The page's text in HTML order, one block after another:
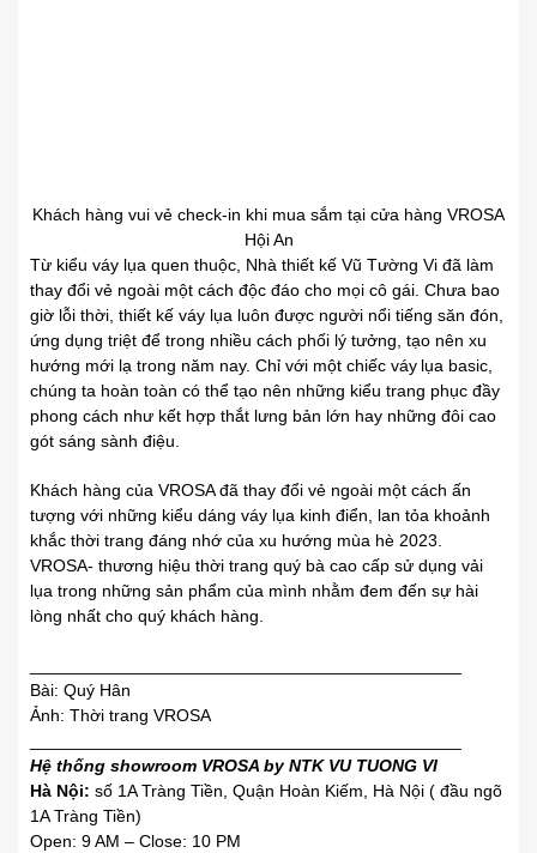
Khách hàng vui vẻ check-in khi mua sắm tại cửa hàng VROSA
Hội An
Từ kiểu váy lụa quen thuộc, Nhà thiết kế Vũ Tường Vi đã làm
thay đổi vẻ ngoài một cách độc đáo cho mọi cô gái. Chưa bao
giờ lỗi thời, thiết kế váy lụa luôn được người nổi tiếng săn đón,
ứng dụng triệt để trong nhiều cách phối lý tưởng, tạo nên xu
hướng mới lạ trong năm nay. Chỉ với một chiếc váy. lụa basic,
chúng ta hoàn toàn có thể tạo nên những kiểu trang phục đầy
phong cách như kết hợp thắt lưng bản lớn hay những đôi cao
gót sáng sành điệu.
Khách hàng của VROSA đã thay đổi vẻ ngoài một cách ấn
tượng với những kiểu dáng váy lụa kinh điển, lan tỏa khoảnh
khắc thời trang đáng nhớ của xu hướng mùa hè 2023.
VROSA- thương hiệu thời trang quý bà cao cấp sử dụng vải
lụa trong những sản phẩm của mình nhằm đem đến sự hài
lòng nhất cho quý khách hàng.
Bài: Quý Hân
Ảnh: Thời trang VROSA
Hệ thống showroom VROSA by NTK VU TUONG VI
Hà Nội: số 1A Tràng Tiền, Quận Hoàn Kiếm, Hà Nội ( đầu ngõ
1A Tràng Tiền)
Open: 9 AM – Close: 10 PM